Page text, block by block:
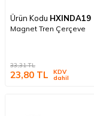
Ürün Kodu HXINDA19
Magnet Tren Çerçeve
33,31TL
23,80 TL KDV
dahil